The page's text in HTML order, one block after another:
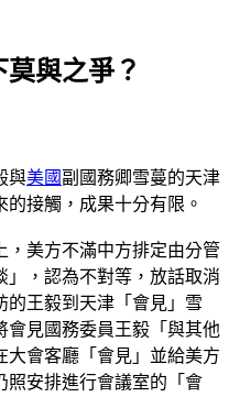
與之爭？
與美國 副國務卿雪蔓的天津
的接觸，成果十分有限。
，美方不滿中方排定由分管
」，認為不對等，放話取消
的王毅到天津「會見」雪
會見國務委員王毅「與其他
大會客廳「會見」並給美方
照安排進行會議室的「會